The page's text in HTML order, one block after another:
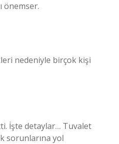
önemser.
nedeniyle birçok kişi
İşte detaylar… Tuvalet
sorunlarına yol